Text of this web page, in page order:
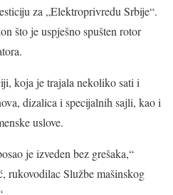
za „Elektroprivredu Srbije“.
što je uspješno spušten rotor
koja je trajala nekoliko sati i
dizalica i specijalnih sajli, kao i
uslove.
je izveden bez grešaka,“
rukovodilac Službe mašinskog